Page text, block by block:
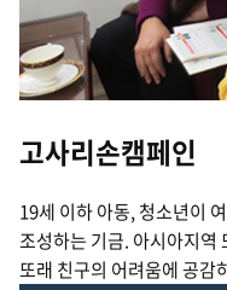
고사리손캠페인
19세 이하 아동, 청소년이
조성하는 기금. 아시아지역
또래 친구의 어려움에 공감